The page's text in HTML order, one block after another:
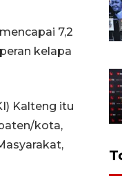
7,2
kelapa
Kalteng itu
kota,